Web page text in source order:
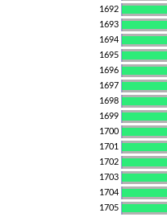
1692
1693
1694
1695
1696
1697
1698
1699
1700
1701
1702
1703
1704
1705